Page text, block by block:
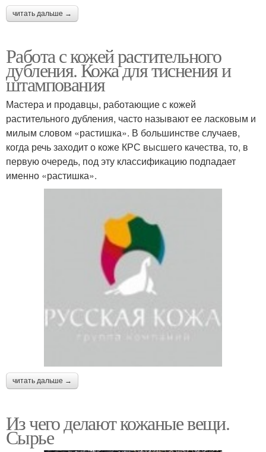
читать дальше →
Работа с кожей растительного
дубления. Кожа для тиснения и
штампования
Мастера и продавцы, работающие с кожей
растительного дубления, часто называют ее ласковым и
милым словом «растишка». В большинстве случаев,
когда речь заходит о коже КРС высшего качества, то, в
первую очередь, под эту классификацию подпадает
именно «растишка».
читать дальше →
Из чего делают кожаные вещи.
Сырье